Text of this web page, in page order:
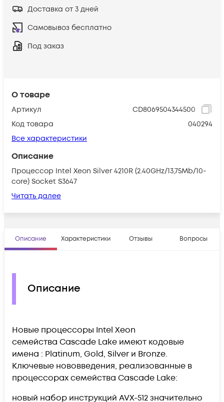
О товаре
Артикул
CD8069504344500
Код товара
040294
Все характеристики
Описание
Процессор Intel Xeon Silver 4210R (2.40GHz/13,75Mb/10-
core) Socket S3647
Читать далее
Доставка от 3 дней
Самовывоз бесплатно
Под заказ
Описание Характеристики Отзывы Вопросы
Описание
Новые процессоры Intel Xeon
семейства Cascade Lake имеют кодовые
имена : Platinum, Gold, Silver и Bronze.
Ключевые нововведения, реализованные в
процессорах семейства Cascade Lake:
новый набор инструкций AVX-512 значительно